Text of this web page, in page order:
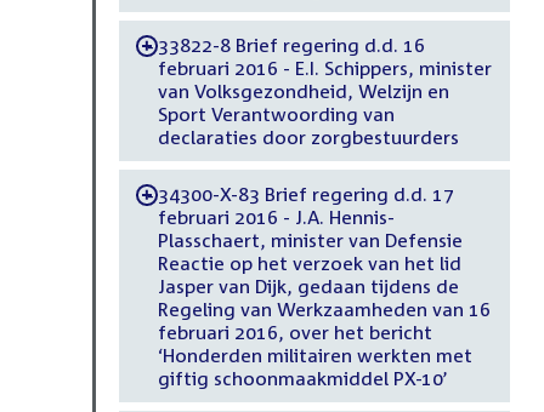
-33822-8 Brief regering d.d. 16
februari 2016 - E.I. Schippers, minister
van Volksgezondheid, Welzijn en
Sport Verantwoording van
declaraties door zorgbestuurders
-34300-X-83 Brief regering d.d. 17
februari 2016 - J.A. Hennis-
Plasschaert, minister van Defensie
Reactie op het verzoek van het lid
Jasper van Dijk, gedaan tijdens de
Regeling van Werkzaamheden van 16
februari 2016, over het bericht
‘Honderden militairen werkten met
giftig schoonmaakmiddel PX-10’